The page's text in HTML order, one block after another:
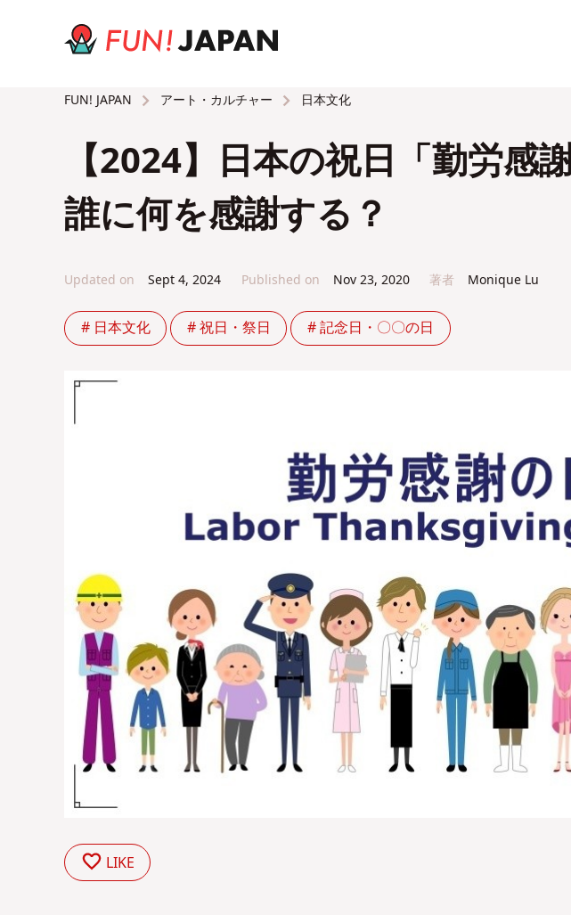
FUN! JAPAN アート・カルチャー 日本文化
【2024】日本の祝日「勤労感
誰に何を感謝する？
Updated on Sept 4, 2024 Published on Nov 23, 2020 著者 Monique Lu
# 日本文化 # 祝日・祭日 # 記念日・〇〇の日
LIKE